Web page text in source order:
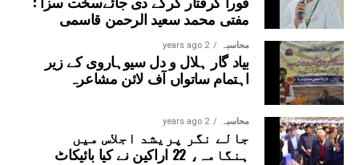
مفتی محمد سعید الرحمن قاسمی
محاسبہ 2 years ago
بیاد گار ہلال و دل سیوہاروی کے زیر
اہتمام ساتواں آف لائن مشاعرہ
محاسبہ 2 years ago
جالے نگر پریشد اجلاس میں
ہنگامہ، 22 اراکین نے کیا بائیکاٹ